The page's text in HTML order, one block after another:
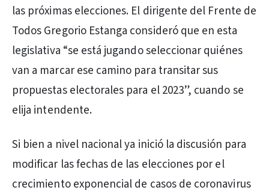
las próximas elecciones. El dirigente del Frente de
Todos Gregorio Estanga consideró que en esta
legislativa “se está jugando seleccionar quiénes
van a marcar ese camino para transitar sus
propuestas electorales para el 2023”, cuando se
elija intendente.
Si bien a nivel nacional ya inició la discusión para
modificar las fechas de las elecciones por el
crecimiento exponencial de casos de coronavirus